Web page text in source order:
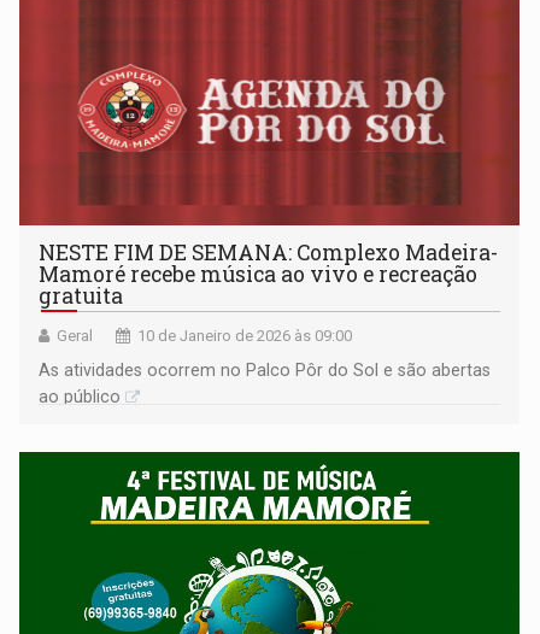
NESTE FIM DE SEMANA: Complexo Madeira-
Mamoré recebe música ao vivo e recreação
gratuita
Geral 10 de Janeiro de 2026 às 09:00
As atividades ocorrem no Palco Pôr do Sol e são abertas
ao público